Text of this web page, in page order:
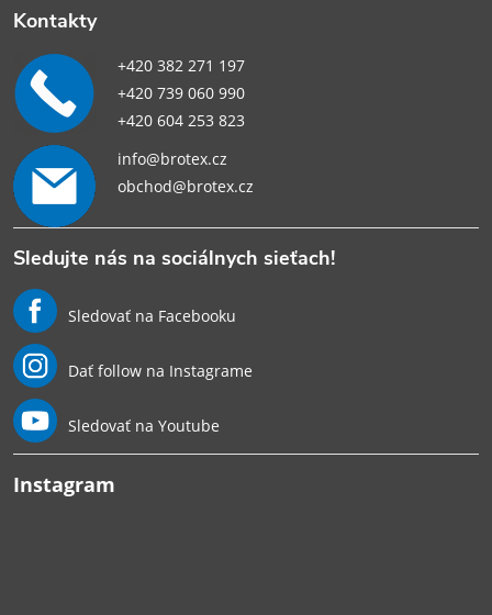
Kontakty
+420 382 271 197
+420 739 060 990
+420 604 253 823
info@brotex.cz
obchod@brotex.cz
Sledujte nás na sociálnych sieťach!
Sledovať na Facebooku
Dať follow na Instagrame
Sledovať na Youtube
Instagram